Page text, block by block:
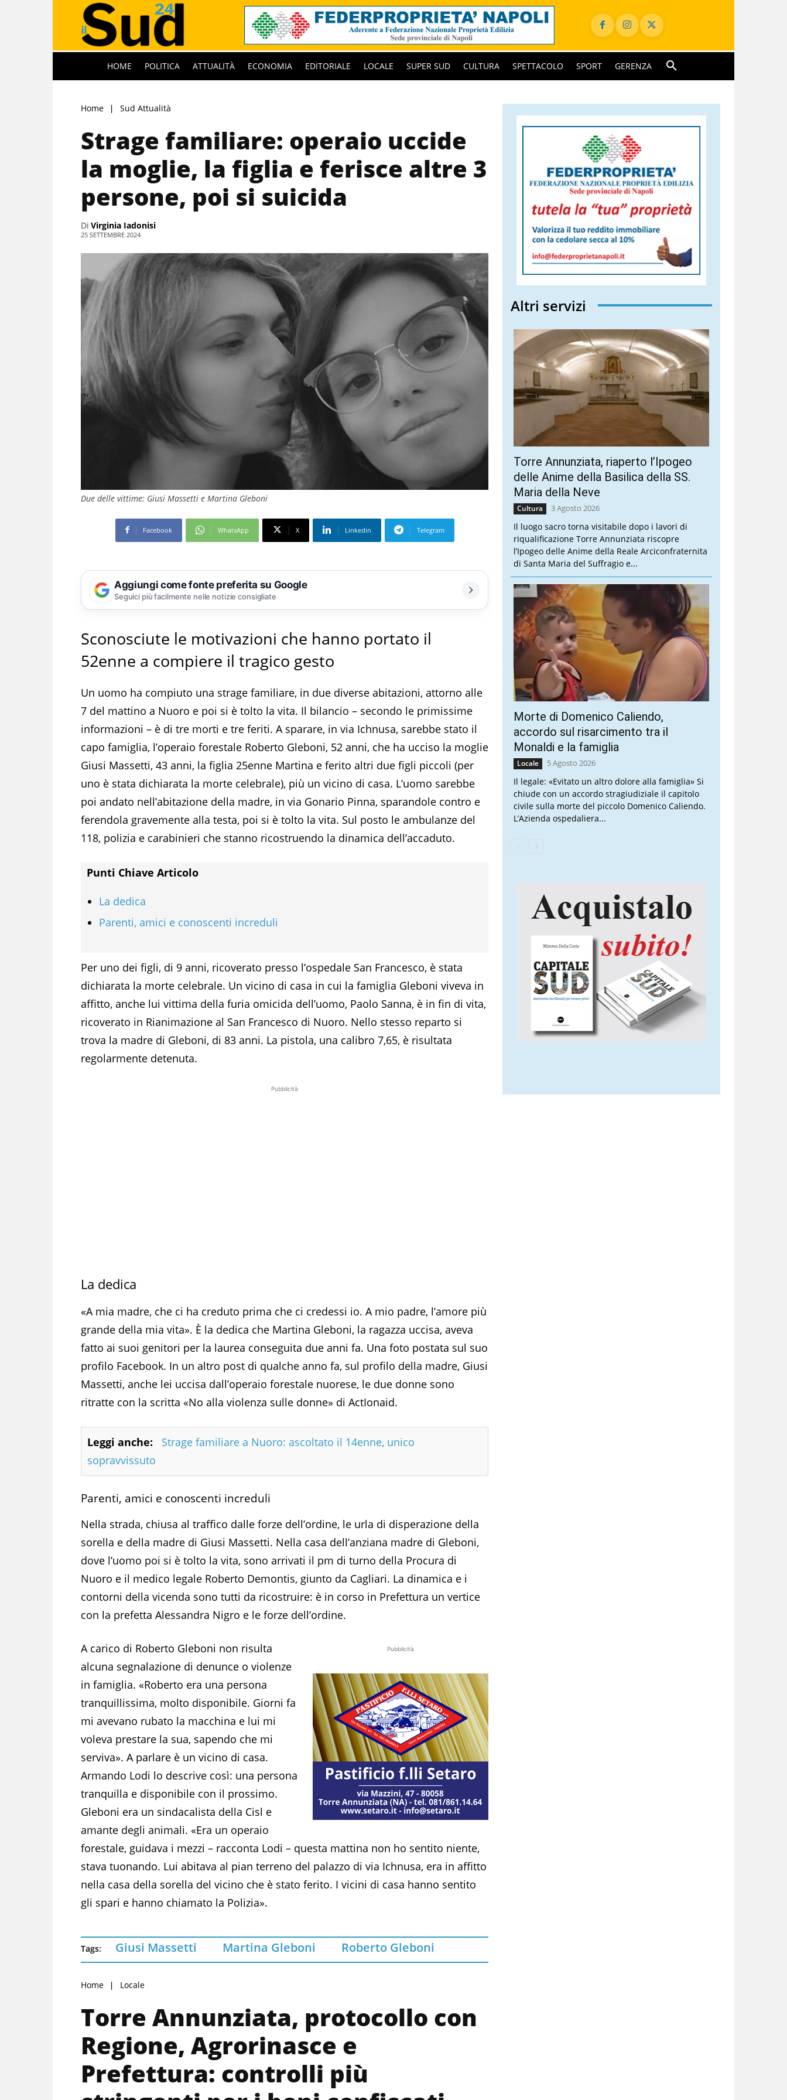
HOME POLITICA ATTUALITÀ ECONOMIA EDITORIALE LOCALE SUPER SUD CULTURA SPETTACOLO SPORT GERENZA
Home Sud Attualità
Strage familiare: operaio uccide
la moglie, la figlia e ferisce altre 3
persone, poi si suicida
Di Virginia Iadonisi
25 SETTEMBRE 2024
Due delle vittime: Giusi Massetti e Martina Gleboni
Facebook WhatsApp X Linkedin Telegram
Aggiungi come fonte preferita su Google
Seguici più facilmente nelle notizie consigliate
Sconosciute le motivazioni che hanno portato il
52enne a compiere il tragico gesto
Un uomo ha compiuto una strage familiare, in due diverse abitazioni, attorno alle
7 del mattino a Nuoro e poi si è tolto la vita. Il bilancio – secondo le primissime
informazioni – è di tre morti e tre feriti. A sparare, in via Ichnusa, sarebbe stato il
capo famiglia, l’operaio forestale Roberto Gleboni, 52 anni, che ha ucciso la moglie
Giusi Massetti, 43 anni, la figlia 25enne Martina e ferito altri due figli piccoli (per
uno è stata dichiarata la morte celebrale), più un vicino di casa. L’uomo sarebbe
poi andato nell’abitazione della madre, in via Gonario Pinna, sparandole contro e
ferendola gravemente alla testa, poi si è tolto la vita. Sul posto le ambulanze del
118, polizia e carabinieri che stanno ricostruendo la dinamica dell’accaduto.
Punti Chiave Articolo
La dedica
Parenti, amici e conoscenti increduli
Per uno dei figli, di 9 anni, ricoverato presso l’ospedale San Francesco, è stata
dichiarata la morte celebrale. Un vicino di casa in cui la famiglia Gleboni viveva in
affitto, anche lui vittima della furia omicida dell’uomo, Paolo Sanna, è in fin di vita,
ricoverato in Rianimazione al San Francesco di Nuoro. Nello stesso reparto si
trova la madre di Gleboni, di 83 anni. La pistola, una calibro 7,65, è risultata
regolarmente detenuta.
Pubblicità
La dedica
«A mia madre, che ci ha creduto prima che ci credessi io. A mio padre, l’amore più
grande della mia vita». È la dedica che Martina Gleboni, la ragazza uccisa, aveva
fatto ai suoi genitori per la laurea conseguita due anni fa. Una foto postata sul suo
profilo Facebook. In un altro post di qualche anno fa, sul profilo della madre, Giusi
Massetti, anche lei uccisa dall’operaio forestale nuorese, le due donne sono
ritratte con la scritta «No alla violenza sulle donne» di ActIonaid.
Leggi anche:
Strage familiare a Nuoro: ascoltato il 14enne, unico
sopravvissuto
Parenti, amici e conoscenti increduli
Nella strada, chiusa al traffico dalle forze dell’ordine, le urla di disperazione della
sorella e della madre di Giusi Massetti. Nella casa dell’anziana madre di Gleboni,
dove l’uomo poi si è tolto la vita, sono arrivati il pm di turno della Procura di
Nuoro e il medico legale Roberto Demontis, giunto da Cagliari. La dinamica e i
contorni della vicenda sono tutti da ricostruire: è in corso in Prefettura un vertice
con la prefetta Alessandra Nigro e le forze dell’ordine.
Pubblicità
A carico di Roberto Gleboni non risulta
alcuna segnalazione di denunce o violenze
in famiglia. «Roberto era una persona
tranquillissima, molto disponibile. Giorni fa
mi avevano rubato la macchina e lui mi
voleva prestare la sua, sapendo che mi
serviva». A parlare è un vicino di casa.
Armando Lodi lo descrive così: una persona
tranquilla e disponibile con il prossimo.
Gleboni era un sindacalista della Cisl e
amante degli animali. «Era un operaio
forestale, guidava i mezzi – racconta Lodi – questa mattina non ho sentito niente,
stava tuonando. Lui abitava al pian terreno del palazzo di via Ichnusa, era in affitto
nella casa della sorella del vicino che è stato ferito. I vicini di casa hanno sentito
gli spari e hanno chiamato la Polizia».
Tags: Giusi Massetti Martina Gleboni Roberto Gleboni
Home Locale
Torre Annunziata, protocollo con
Regione, Agrorinasce e
Prefettura: controlli più
Altri servizi
Torre Annunziata, riaperto l’Ipogeo
delle Anime della Basilica della SS.
Maria della Neve
Cultura 3 Agosto 2026
Il luogo sacro torna visitabile dopo i lavori di
riqualificazione Torre Annunziata riscopre
l’Ipogeo delle Anime della Reale Arciconfraternita
di Santa Maria del Suffragio e...
Morte di Domenico Caliendo,
accordo sul risarcimento tra il
Monaldi e la famiglia
Locale 5 Agosto 2026
Il legale: «Evitato un altro dolore alla famiglia» Si
chiude con un accordo stragiudiziale il capitolo
civile sulla morte del piccolo Domenico Caliendo.
L’Azienda ospedaliera...